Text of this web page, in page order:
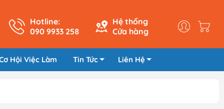
Hotline:
090 9933 258
Hệ thống
Cửa hàng
Hội Việc Làm Tin Tức Liên Hệ